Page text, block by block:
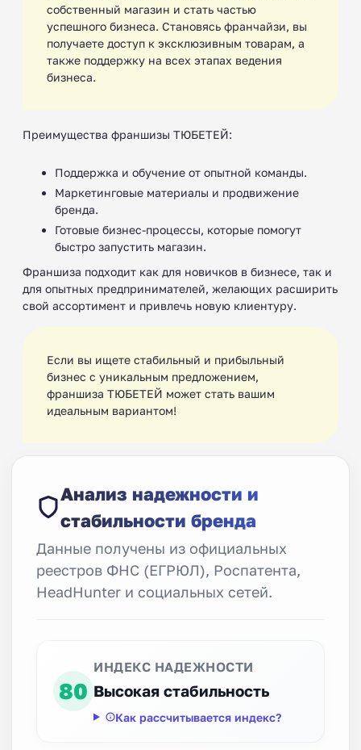
собственный магазин и стать частью
успешного бизнеса. Становясь франчайзи, вы
получаете доступ к эксклюзивным товарам, а
также поддержку на всех этапах ведения
бизнеса.
Преимущества франшизы ТЮБЕТЕЙ:
Поддержка и обучение от опытной команды.
Маркетинговые материалы и продвижение
бренда.
Готовые бизнес-процессы, которые помогут
быстро запустить магазин.
Франшиза подходит как для новичков в бизнесе, так и
для опытных предпринимателей, желающих расширить
свой ассортимент и привлечь новую клиентуру.
Если вы ищете стабильный и прибыльный
бизнес с уникальным предложением,
франшиза ТЮБЕТЕЙ может стать вашим
идеальным вариантом!
Анализ надежности и
стабильности бренда
Данные получены из официальных
реестров ФНС (ЕГРЮЛ), Роспатента,
HeadHunter и социальных сетей.
80
ИНДЕКС НАДЕЖНОСТИ
Высокая стабильность
Как рассчитывается индекс?